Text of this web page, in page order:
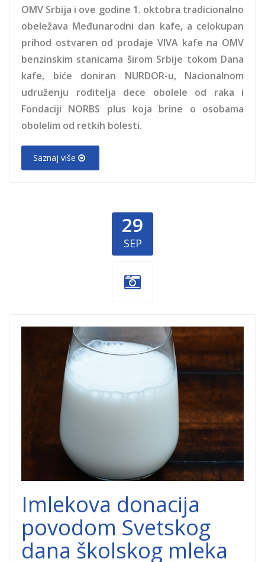
OMV Srbija i ove godine 1. oktobra tradicionalno
obeležava Međunarodni dan kafe, a celokupan
prihod ostvaren od prodaje VIVA kafe na OMV
benzinskim stanicama širom Srbije tokom Dana
kafe, biće doniran NURDOR-u, Nacionalnom
udruženju roditelja dece obolele od raka i
Fondaciji NORBS plus koja brine o osobama
obolelim od retkih bolesti.
Saznaj više
29
SEP
donacija-mleko-
imlek.png
Imlekova donacija
povodom Svetskog
dana školskog mleka